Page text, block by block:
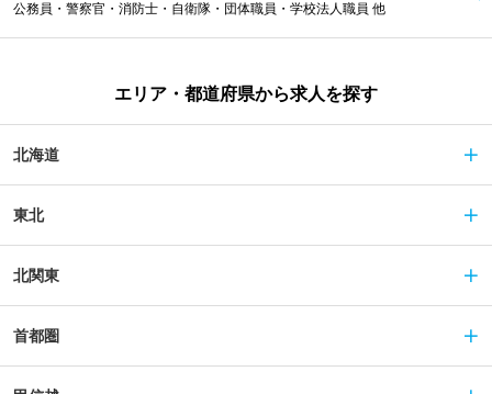
公務員・警察官・消防士・自衛隊・団体職員・学校法人職員 他
エリア・都道府県から求人を探す
北海道
東北
北関東
首都圏